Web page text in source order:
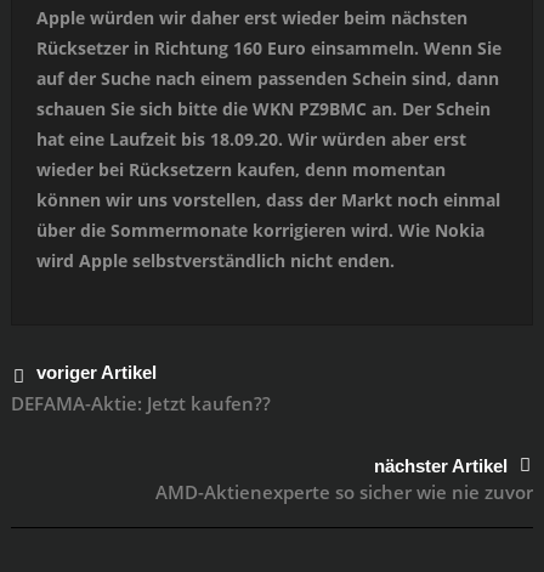
Apple würden wir daher erst wieder beim nächsten
Rücksetzer in Richtung 160 Euro einsammeln. Wenn Sie
auf der Suche nach einem passenden Schein sind, dann
schauen Sie sich bitte die WKN PZ9BMC an. Der Schein
hat eine Laufzeit bis 18.09.20. Wir würden aber erst
wieder bei Rücksetzern kaufen, denn momentan
können wir uns vorstellen, dass der Markt noch einmal
über die Sommermonate korrigieren wird. Wie Nokia
wird Apple selbstverständlich nicht enden.
voriger Artikel
DEFAMA-Aktie: Jetzt kaufen??
nächster Artikel
AMD-Aktienexperte so sicher wie nie zuvor